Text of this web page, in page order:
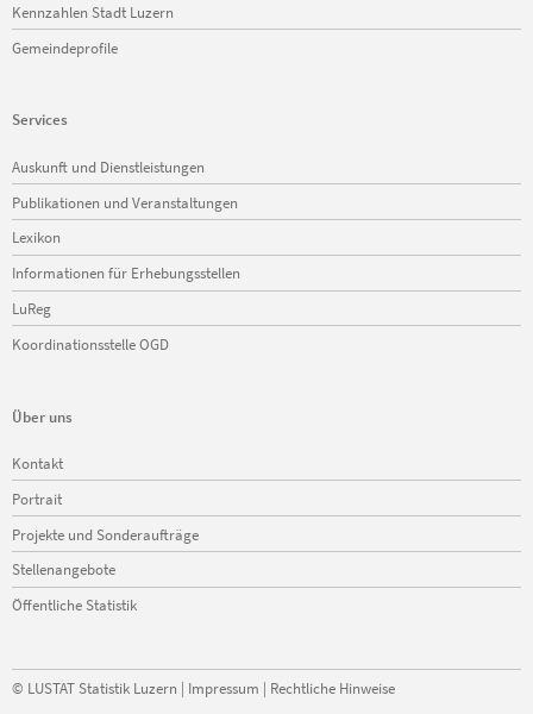
Kennzahlen Stadt Luzern
Gemeindeprofile
Services
Navigation
überspringen
Auskunft und Dienstleistungen
Publikationen und Veranstaltungen
Lexikon
Informationen für Erhebungsstellen
LuReg
Koordinationsstelle OGD
Über uns
Navigation
überspringen
Kontakt
Portrait
Projekte und Sonderaufträge
Stellenangebote
Öffentliche Statistik
© LUSTAT Statistik Luzern | Impressum | Rechtliche Hinweise